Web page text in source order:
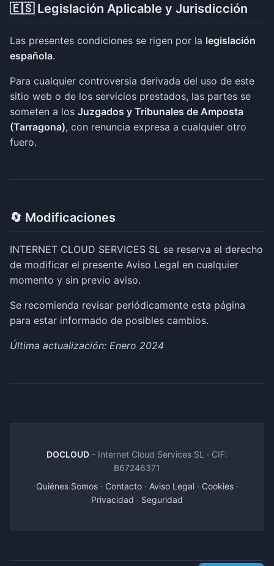
🇪🇸 Legislación Aplicable y Jurisdicción
Las presentes condiciones se rigen por la legislación
española.
Para cualquier controversia derivada del uso de este
sitio web o de los servicios prestados, las partes se
someten a los Juzgados y Tribunales de Amposta
(Tarragona), con renuncia expresa a cualquier otro
fuero.
🔄 Modificaciones
INTERNET CLOUD SERVICES SL se reserva el derecho
de modificar el presente Aviso Legal en cualquier
momento y sin previo aviso.
Se recomienda revisar periódicamente esta página
para estar informado de posibles cambios.
Última actualización: Enero 2024
DOCLOUD - Internet Cloud Services SL · CIF:
B67246371
Quiénes Somos· Contacto· Aviso Legal· Cookies·
Privacidad · Seguridad